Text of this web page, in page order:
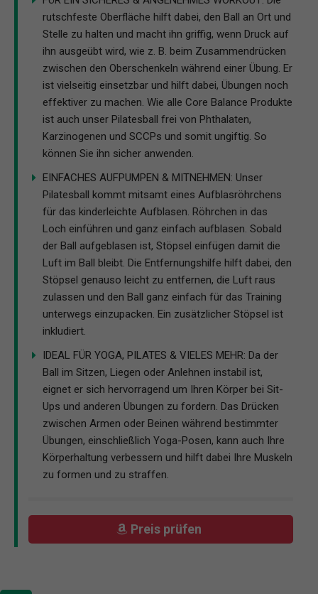
rutschfeste Oberfläche hilft dabei, den Ball an Ort und
Stelle zu halten und macht ihn griffig, wenn Druck auf
ihn ausgeübt wird, wie z. B. beim Zusammendrücken
zwischen den Oberschenkeln während einer Übung. Er
ist vielseitig einsetzbar und hilft dabei, Übungen noch
effektiver zu machen. Wie alle Core Balance Produkte
ist auch unser Pilatesball frei von Phthalaten,
Karzinogenen und SCCPs und somit ungiftig. So
können Sie ihn sicher anwenden.
EINFACHES AUFPUMPEN & MITNEHMEN: Unser
Pilatesball kommt mitsamt eines Aufblasröhrchens
für das kinderleichte Aufblasen. Röhrchen in das
Loch einführen und ganz einfach aufblasen. Sobald
der Ball aufgeblasen ist, Stöpsel einfügen damit die
Luft im Ball bleibt. Die Entfernungshilfe hilft dabei, den
Stöpsel genauso leicht zu entfernen, die Luft raus
zulassen und den Ball ganz einfach für das Training
unterwegs einzupacken. Ein zusätzlicher Stöpsel ist
inkludiert.
IDEAL FÜR YOGA, PILATES & VIELES MEHR: Da der
Ball im Sitzen, Liegen oder Anlehnen instabil ist,
eignet er sich hervorragend um Ihren Körper bei Sit-
Ups und anderen Übungen zu fordern. Das Drücken
zwischen Armen oder Beinen während bestimmter
Übungen, einschließlich Yoga-Posen, kann auch Ihre
Körperhaltung verbessern und hilft dabei Ihre Muskeln
zu formen und zu straffen.
Preis prüfen